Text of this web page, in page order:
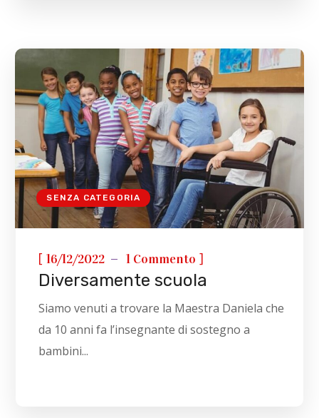
SENZA CATEGORIA
[16/12/2022 1 Commento ]
Diversamente scuola
Siamo venuti a trovare la Maestra Daniela che
da 10 anni fa l’insegnante di sostegno a
bambini...